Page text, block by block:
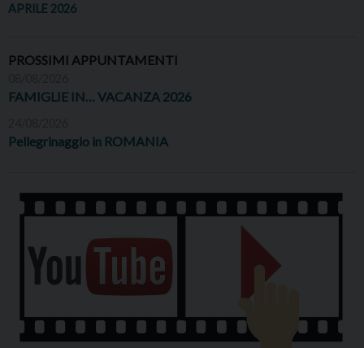
APRILE 2026
PROSSIMI APPUNTAMENTI
FAMIGLIE IN… VACANZA 2026
Pellegrinaggio in ROMANIA